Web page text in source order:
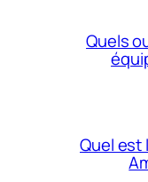
Quels
Quel est